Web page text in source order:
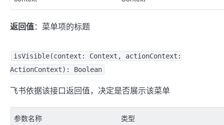
返回值：菜单项的标题
isVisible(context: Context, actionContext:
ActionContext): Boolean
飞书依据该接口返回值，决定是否展示该菜单
参数名称 类型